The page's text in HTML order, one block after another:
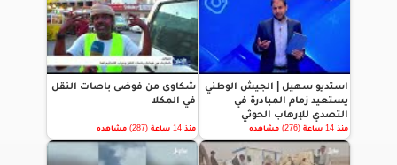
استديو سهيل | الجيش الوطني
يستعيد زمام المبادرة في
التصدي للإرهاب الحوثي
منذ 14 ساعة (276) مشاهده
شكاوى من فوضى باصات النقل
في المكلا
منذ 14 ساعة (287) مشاهده